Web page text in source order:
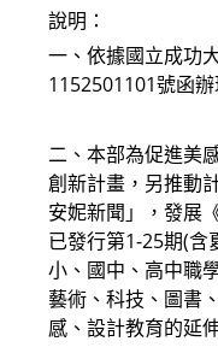
說明：
一、依據國立成功
1152501101號函辦
二、本部為促進美
創新計畫，另推動
安妮新聞」，發展
已發行第1-25期(含
小、國中、高中職
藝術、科技、圖書
感、設計教育的延